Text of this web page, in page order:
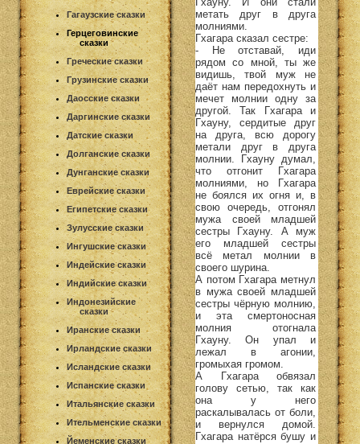
Гагаузские сказки
Герцеговинские
сказки
Греческие сказки
Грузинские сказки
Даосские сказки
Даргинские сказки
Датские сказки
Долганские сказки
Дунганские сказки
Еврейские сказки
Египетские сказки
Зулусские сказки
Ингушские сказки
Индейские сказки
Индийские сказки
Индонезийские
сказки
Иранские сказки
Ирландские сказки
Исландские сказки
Испанские сказки
Итальянские сказки
Ительменские сказки
Йеменские сказки
метать друг в друга
молниями.
Гхагара сказал сестре:
- Не отставай, иди
рядом со мной, ты же
видишь, твой муж не
даёт нам передохнуть и
мечет молнии одну за
другой. Так Гхагара и
Гхауну, сердитые друг
на друга, всю дорогу
метали друг в друга
молнии. Гхауну думал,
что отгонит Гхагара
молниями, но Гхагара
не боялся их огня и, в
свою очередь, отгонял
мужа своей младшей
сестры Гхауну. А муж
его младшей сестры
всё метал молнии в
своего шурина.
А потом Гхагара метнул
в мужа своей младшей
сестры чёрную молнию,
и эта смертоносная
молния отогнала
Гхауну. Он упал и
лежал в агонии,
громыхая громом.
А Гхагара обвязал
голову сетью, так как
она у него
раскалывалась от боли,
и вернулся домой.
Гхагара натёрся бушу и